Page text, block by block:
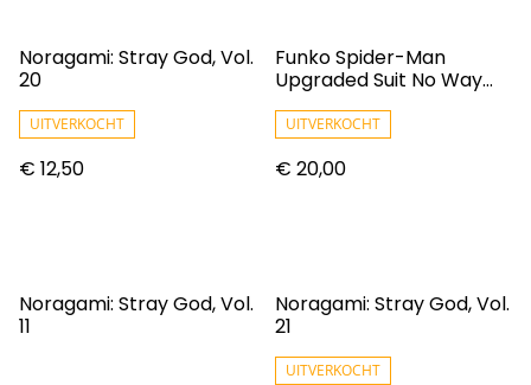
Noragami: Stray God, Vol.
20
UITVERKOCHT
€ 12,50
Funko Spider-Man
Upgraded Suit No Way
Figure N° 923
UITVERKOCHT
€ 20,00
Noragami: Stray God, Vol.
11
Noragami: Stray God, Vol.
21
UITVERKOCHT